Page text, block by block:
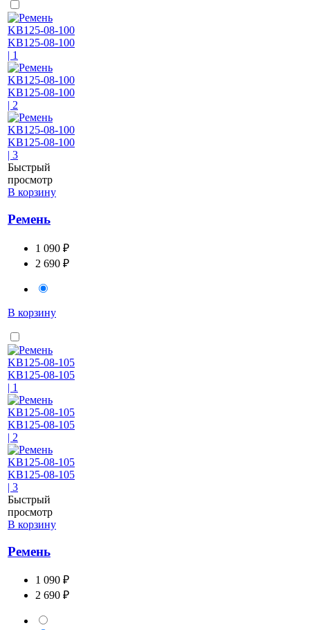
Быстрый
просмотр
В корзину
Ремень
1 090 ₽
2 690 ₽
В корзину
Быстрый
просмотр
В корзину
Ремень
1 090 ₽
2 690 ₽